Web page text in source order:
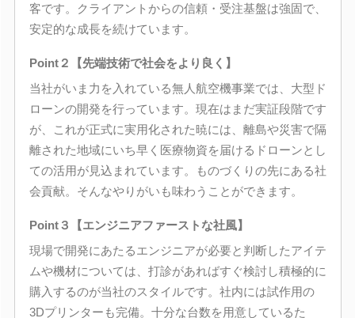
客です。クライアントからの信頼・受注基盤は強固で、
安定的な成長を続けています。
Point２【先端技術で社会をより良く】
当社がいま力を入れている無人航空機事業では、大型ド
ローンの開発を行っています。現在はまだ実証段階です
が、これが正式に実用化された暁には、離島や災害で隔
離された地域にいち早く医療物資を届けるドローンとし
ての活用が見込まれています。ものづくりの先にある社
会貢献。そんなやりがいも味わうことができます。
Point３【エンジニアファーストな社風】
現場で開発にあたるエンジニアが必要と判断したアイテ
ムや機材については、打診があればすぐ検討し積極的に
購入するのが当社のスタイルです。社内には試作用の
3Dプリンターも完備。十分な台数を用意しているた